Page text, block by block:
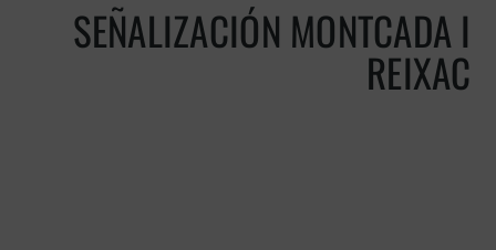
Nosotros
SEÑALIZACIÓN MONTCADA I
REIXAC